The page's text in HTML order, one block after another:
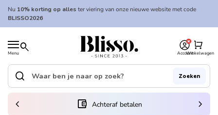
Overslaan naar inhoud
Nu 10% korting op alles ter viering van onze nieuwe website met code
BLISSO2026
Menu search
Home
AccountWinkelwagen
shopping_cart
Home
Zoek op"
search Zoeken
(link opent in nieuw tabblad/venster)
account_balance_wallet Achteraf betalen
chevron_left chevron_right